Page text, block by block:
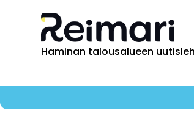
Haminan talousalueen